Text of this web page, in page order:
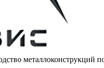
металлоконструкций